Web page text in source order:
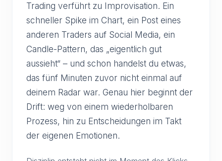
Trading verführt zu Improvisation. Ein
schneller Spike im Chart, ein Post eines
anderen Traders auf Social Media, ein
Candle-Pattern, das „eigentlich gut
aussieht“ – und schon handelst du etwas,
das fünf Minuten zuvor nicht einmal auf
deinem Radar war. Genau hier beginnt der
Drift: weg von einem wiederholbaren
Prozess, hin zu Entscheidungen im Takt
der eigenen Emotionen.